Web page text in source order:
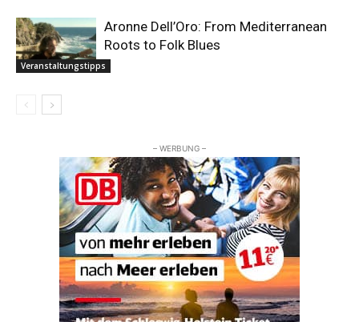
Veranstaltungstipps
Aronne Dell’Oro: From Mediterranean
Roots to Folk Blues
– WERBUNG –